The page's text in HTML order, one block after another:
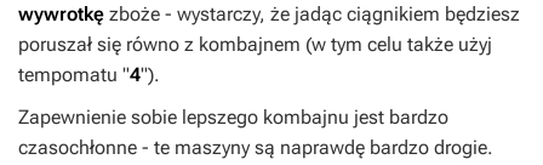
wywrotkę zboże - wystarczy, że jadąc ciągnikiem będziesz
poruszał się równo z kombajnem (w tym celu także użyj
tempomatu "4").
Zapewnienie sobie lepszego kombajnu jest bardzo
czasochłonne - te maszyny są naprawdę bardzo drogie.